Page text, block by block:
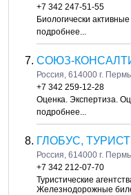
+7 342 247-51-55
Биологически
подробнее...
СОЮЗ-
Россия, 614000 г.
+7 342 259-12-28
Оценка. Экспертиза.
подробнее...
ГЛОБУС,
Россия, 614000 г.
+7 342 212-07-70
Туристические
Железнодорожные